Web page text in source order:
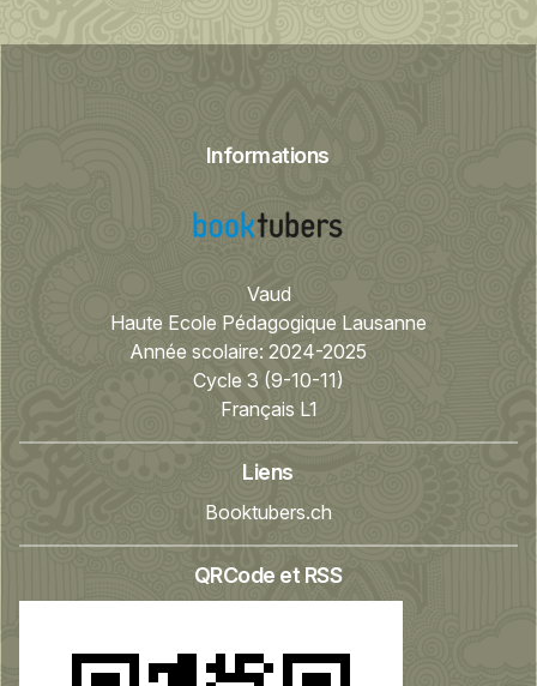
Informations
Vaud
Haute Ecole Pédagogique Lausanne
Année scolaire: 2024-2025
Cycle 3 (9-10-11)
Français L1
Liens
Booktubers.ch
QRCode et RSS